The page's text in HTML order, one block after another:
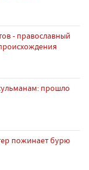
- православный
прошло
пожинает бурю